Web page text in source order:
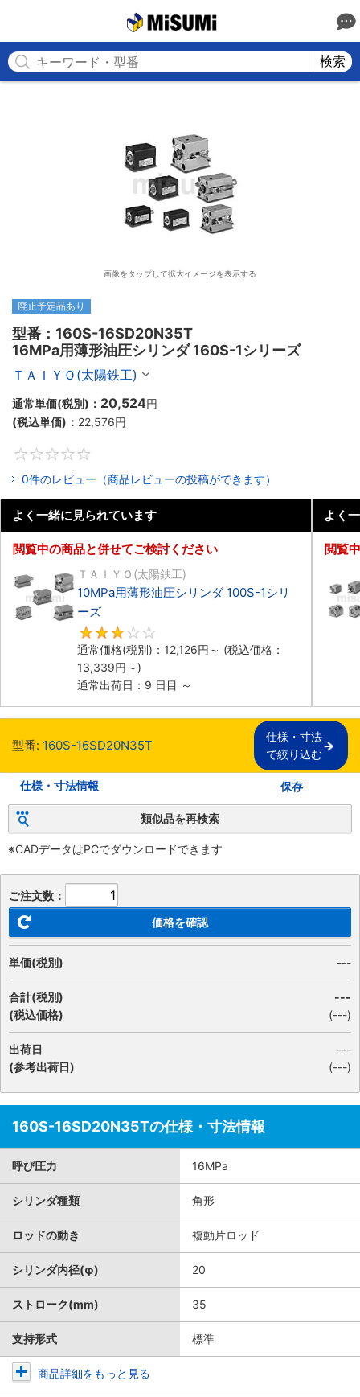
検索
画像をタップして拡大イメージを表示する
廃止予定品あり
型番：160S-16SD20N35T
16MPa用薄形油圧シリンダ 160S-1シリーズ
ＴＡＩＹＯ(太陽鉄工)
通常単価(税別)： 20,524円
(税込単価)： 22,576円
0件のレビュー（商品レビューの投稿ができます）
よく一緒に見られています
閲覧中の商品と併せてご検討ください
ＴＡＩＹＯ(太陽鉄工)
10MPa用薄形油圧シリンダ 100S-1シリ
ーズ
通常価格(税別)： 12,126円 ～ (税込価格：
13,339円 ～)
通常出荷日：9 日目 ～
よく
閲覧
型番: 160S-16SD20N35T
仕様・寸法
で絞り込む
仕様・寸法情報 保存
類似品を再検索
※CADデータはPCでダウンロードできます
ご注文数：
価格を確認
単価(税別) ---
合計(税別)
(税込価格)
---
(---)
出荷日
(参考出荷日)
---
(---)
160S-16SD20N35Tの仕様・寸法情報
呼び圧力 16MPa
シリンダ種類 角形
ロッドの動き 複動片ロッド
シリンダ内径(φ) 20
ストローク(mm) 35
支持形式 標準
商品詳細をもっと見る